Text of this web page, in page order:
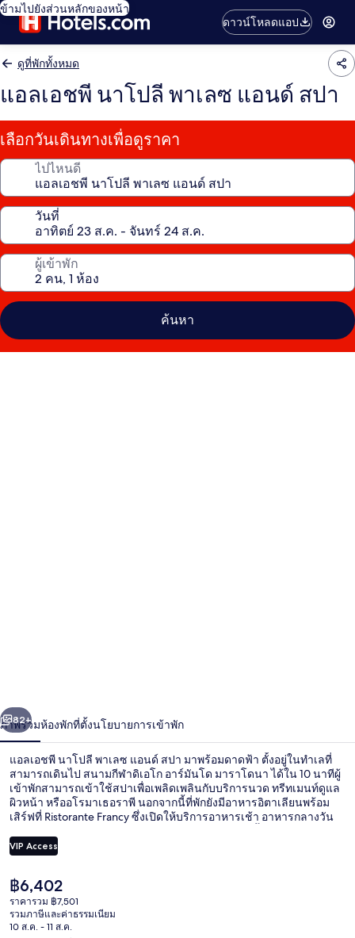
ข้ามไปยังส่วนหลักของหน้า
ดาวน์โหลดแอป
ดูที่พักทั้งหมด
แอลเอชพี นาโปลี พาเลซ แอนด์ สปา
เลือกวันเดินทางเพื่อดูราคา
ไปไหนดี
วันที่
ผู้เข้าพัก
ค้นหา
พา
เลซ
แอนด์
สปา
า
ถัดไป
82+
ภาพรวมห้องพักที่ตั้งนโยบายการเข้าพัก
แอลเอชพี นาโปลี พาเลซ แอนด์ สปา มาพร้อมดาดฟ้า ตั้งอยู่ในทำเลที่
สามารถเดินไป สนามกีฬาดิเอโก อาร์มันโด มาราโดนา ได้ใน 10 นาทีผู้
เข้าพักสามารถเข้าใช้สปาเพื่อเพลิดเพลินกับบริการนวด ทรีทเมนท์ดูแล
ผิวหน้า หรืออโรมาเธอราพี นอกจากนี้ที่พักยังมีอาหารอิตาเลียนพร้อม
เสิร์ฟที่ Ristorante Francy ซึ่งเปิดให้บริการอาหารเช้า อาหารกลางวัน
นจ์ บาร์ริมสระว่ายน้ำ และเฮลท์คลับ 24 ชั่วโมง นักเดินทางหลายคน
ถูกใจพนักงาน ที่พักนี้อยู่ใกล้ขนส่งสาธารณะ: เดินไม่กี่ก้าวถึง สถานี
VIP Access
ราคา
ปัจจุบัน
฿6,402
฿6,402
ราคารวม ฿7,501
รวมภาษีและค่าธรรมเนียม
10 ส.ค. - 11 ส.ค.